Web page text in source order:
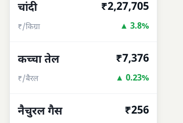
चांदी
₹/किग्रा
₹2,27,705
▲ 3.8%
कच्चा तेल
₹/बैरल
₹7,376
▲ 0.23%
नैचुरल गैस ₹256